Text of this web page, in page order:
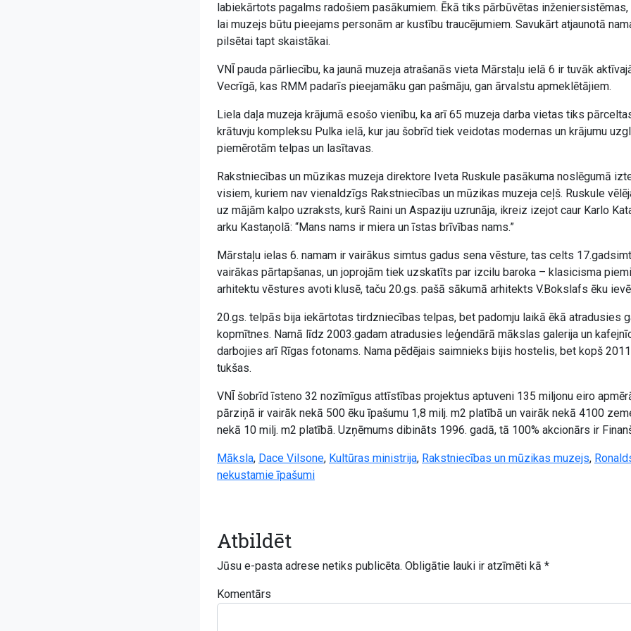
labiekārtots pagalms radošiem pasākumiem. Ēkā tiks pārbūvētas
lai muzejs būtu pieejams personām ar kustību traucējumiem. Savukārt atjaunotā
pilsētai tapt skaistākai.
VNĪ pauda pārliecību, ka jaunā muzeja atrašanās vieta Mārstaļu ielā 6 ir tuvāk
Vecrīgā, kas RMM padarīs pieejamāku gan pašmāju, gan ārvalstu apmeklētājiem.
Liela daļa muzeja krājumā esošo vienību, ka arī 65 muzeja darba vietas tiks
krātuvju kompleksu Pulka ielā, kur jau šobrīd tiek veidotas modernas un krājumu
piemērotām telpas un lasītavas.
Rakstniecības un mūzikas muzeja direktore Iveta Ruskule pasākuma noslēgumā
visiem, kuriem nav vienaldzīgs Rakstniecības un mūzikas muzeja ceļš. Ruskule
uz mājām kalpo uzraksts, kurš Raini un Aspaziju uzrunāja, ikreiz izejot caur Karlo
arku Kastaņolā: “Mans nams ir miera un īstas brīvības nams.”
Mārstaļu ielas 6. namam ir vairākus simtus gadus sena vēsture, tas celts
vairākas pārtapšanas, un joprojām tiek uzskatīts par izcilu baroka – klasicisma
arhitektu vēstures avoti klusē, taču 20.gs. pašā sākumā arhitekts V.Bokslafs ēku
20.gs. telpās bija iekārtotas tirdzniecības telpas, bet padomju laikā ēkā atradusies
kopmītnes. Namā līdz 2003.gadam atradusies leģendārā mākslas galerija un
darbojies arī Rīgas fotonams. Nama pēdējais saimnieks bijis hostelis, bet kopš
tukšas.
VNĪ šobrīd īsteno 32 nozīmīgus attīstības projektus aptuveni 135 miljonu eiro
pārziņā ir vairāk nekā 500 ēku īpašumu 1,8 milj. m2 platībā un vairāk nekā 4100
nekā 10 milj. m2 platībā. Uzņēmums dibināts 1996. gadā, tā 100% akcionārs ir
Māksla, Dace Vilsone, Kultūras ministrija, Rakstniecības un mūzikas muzejs,
nekustamie īpašumi
Atbildēt
Jūsu e-pasta adrese netiks publicēta. Obligātie lauki ir atzīmēti kā *
Komentārs